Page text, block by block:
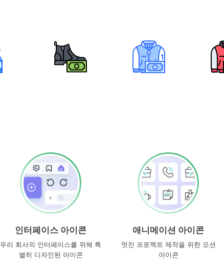
인터페이스 아이콘
우리 회사의 인터페이스를 위해 특
별히 디자인된 아이콘
애니메이션 아이콘
멋진 프로젝트 제작을 위한 모션
아이콘